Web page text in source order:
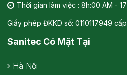
Thời gian làm việc : 8h:00 AM -
Giấy phép ĐKKD số: 0110117949
Sanitec Có Mặt Tại
Hà Nội